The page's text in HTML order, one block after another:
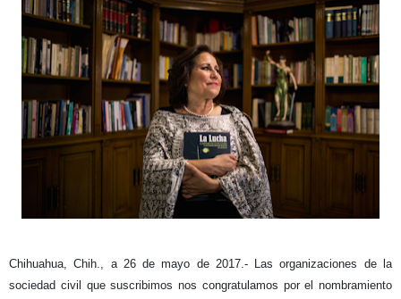
Chihuahua, Chih., a 26 de mayo de 2017.- Las organizaciones de la
sociedad civil que suscribimos nos congratulamos por el nombramiento